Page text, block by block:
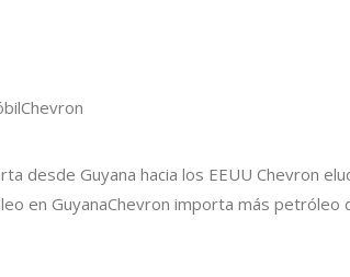
Chevron
desde Guyana hacia los EEUU Chevron
en GuyanaChevron importa más petróleo